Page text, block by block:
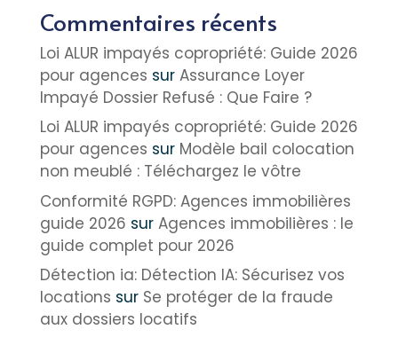
Commentaires récents
Loi ALUR impayés copropriété: Guide 2026
pour agences sur Assurance Loyer
Impayé Dossier Refusé : Que Faire ?
Loi ALUR impayés copropriété: Guide 2026
pour agences sur Modèle bail colocation
non meublé : Téléchargez le vôtre
Conformité RGPD: Agences immobilières
guide 2026 sur Agences immobilières : le
guide complet pour 2026
Détection ia: Détection IA: Sécurisez vos
locations sur Se protéger de la fraude
aux dossiers locatifs